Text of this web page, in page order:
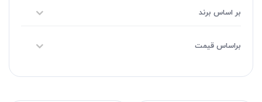
بر اساس برند
براساس قیمت